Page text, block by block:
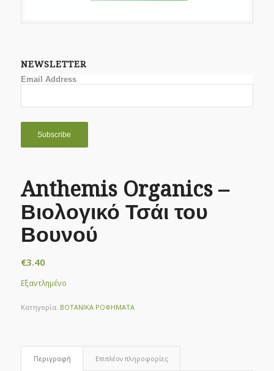
NEWSLETTER
Email Address
Anthemis Organics –
Βιολογικό Τσάι του
Βουνού
€3.40
Εξαντλημένο
Κατηγορία: ΒΟΤΑΝΙΚΑ ΡΟΦΗΜΑΤΑ
Περιγραφή Επιπλέον πληροφορίες